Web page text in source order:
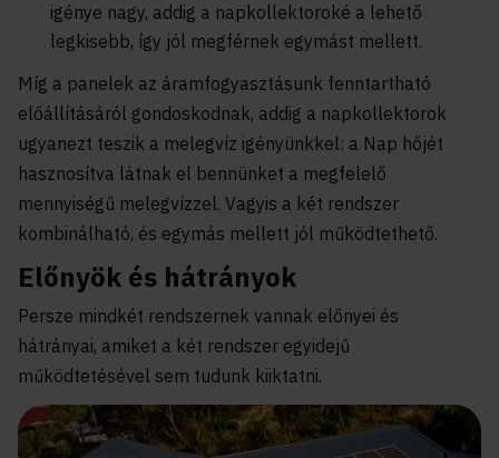
igénye nagy, addig a napkollektoroké a lehető
legkisebb, így jól megférnek egymást mellett.
Míg a panelek az áramfogyasztásunk fenntartható
előállításáról gondoskodnak, addig a napkollektorok
ugyanezt teszik a melegvíz igényünkkel: a Nap hőjét
hasznosítva látnak el bennünket a megfelelő
mennyiségű melegvízzel. Vagyis a két rendszer
kombinálható, és egymás mellett jól működtethető.
Előnyök és hátrányok
Persze mindkét rendszernek vannak előnyei és
hátrányai, amiket a két rendszer egyidejű
működtetésével sem tudunk kiiktatni.